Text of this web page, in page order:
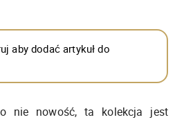
aby dodać artykuł do
nie nowość, ta kolekcja jest